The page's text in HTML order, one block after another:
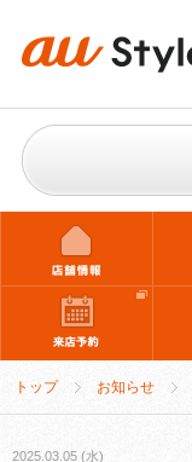
トップ お知らせ
2025.03.05 (水)